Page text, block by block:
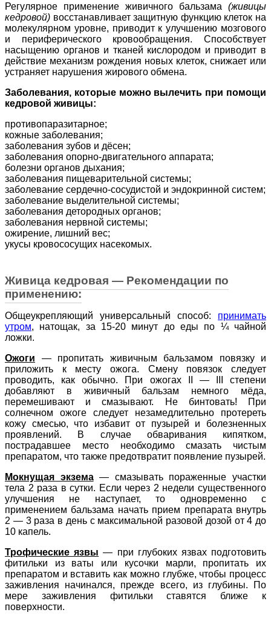
Регулярное применение живичного бальзама (живицы
кедровой) восстанавливает защитную функцию клеток на
молекулярном уровне, приводит к улучшению мозгового
и периферического кровообращения. Способствует
насыщению органов и тканей кислородом и приводит в
действие механизм рождения новых клеток, снижает или
устраняет нарушения жирового обмена.
Заболевания, которые можно вылечить при помощи
кедровой живицы:
противопаразитарное;
кожные заболевания;
заболевания зубов и дёсен;
заболевания опорно-двигательного аппарата;
болезни органов дыхания;
заболевания пищеварительной системы;
заболевание сердечно-сосудистой и эндокринной систем;
заболевание выделительной системы;
заболевания детородных органов;
заболевания нервной системы;
ожирение, лишний вес;
укусы кровососущих насекомых.
Живица кедровая — Рекомендации по
применению:
Общеукрепляющий универсальный способ: принимать
утром, натощак, за 15-20 минут до еды по ¼ чайной
ложки.
Ожоги
—
пропитать живичным бальзамом повязку и
приложить к месту ожога. Смену повязок следует
проводить, как обычно. При ожогах II — III степени
добавляют в живичный бальзам немного мёда,
перемешивают и смазывают. Не бинтовать! При
солнечном ожоге следует незамедлительно протереть
кожу смесью, что избавит от пузырей и болезненных
проявлений. В случае обваривания кипятком,
пострадавшее место необходимо смазать чистым
препаратом, что также предотвратит появление пузырей.
Мокнущая экзема — смазывать пораженные участки
тела 2 раза в сутки. Если через 2 недели существенного
улучшения не наступает, то одновременно с
применением бальзама начать прием препарата внутрь
2 — 3 раза в день с максимальной разовой дозой от 4 до
10 капель.
Трофические язвы — при глубоких язвах подготовить
фитильки из ваты или кусочки марли, пропитать их
препаратом и вставить как можно глубже, чтобы процесс
заживления начинался, прежде всего, из глубины. По
мере заживления фитильки ставятся ближе к
поверхности.